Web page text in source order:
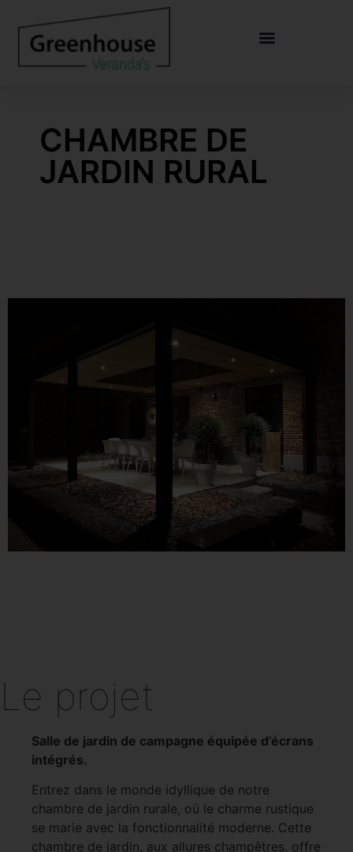
CHAMBRE DE
JARDIN RURAL
Le projet
Salle de jardin de campagne équipée d’écrans
intégrés.
Entrez dans le monde idyllique de notre
chambre de jardin rurale, où le charme rustique
se marie avec la fonctionnalité moderne. Cette
chambre de jardin, aux allures champêtres, offre